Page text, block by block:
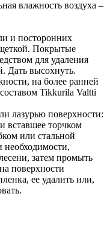
влажность воздуха –
и посторонних
Покрытые
для удаления
Дать высохнуть.
на более ранней
Tikkurila Valtti
лазурью поверхности:
вставшее торчком
или стальной
необходимости,
затем промыть
поверхности
ее удалить или,